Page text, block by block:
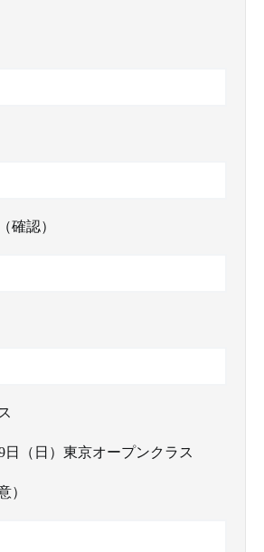
確認）
日（日）東京オープンクラス
）